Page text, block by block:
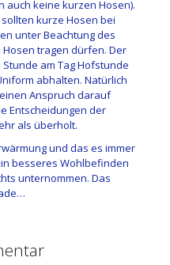
auch keine kurzen Hosen).
kurze Hosen bei
unter Beachtung des
tragen dürfen. Der
am Tag Hofstunde
abhalten. Natürlich
Anspruch darauf
Entscheidungen der
als überholt.
und das es immer
besseres Wohlbefinden
unternommen. Das